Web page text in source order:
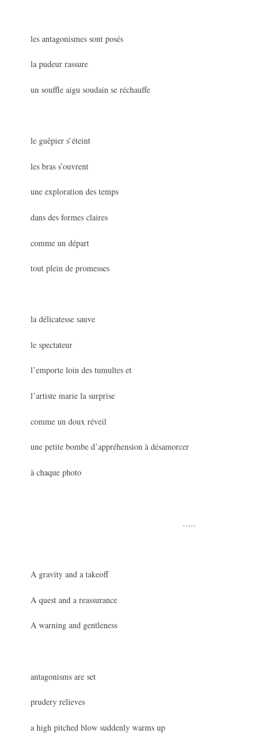
les antagonismes sont posés
la pudeur rassure
un souffle aigu soudain se réchauffe
le guêpier s’éteint
les bras s’ouvrent
une exploration des temps
dans des formes claires
comme un départ
tout plein de promesses
la délicatesse sauve
le spectateur
l’emporte loin des tumultes et
l’artiste marie la surprise
comme un doux réveil
une petite bombe d’appréhension à désamorcer
à chaque photo
…..
A gravity and a takeoff
A quest and a reassurance
A warning and gentleness
antagonisms are set
prudery relieves
a high pitched blow suddenly warms up